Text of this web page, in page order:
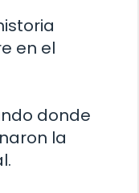
en el
donde
la